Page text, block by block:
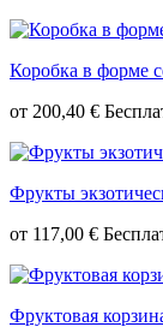
Коробка в форме
от 200,40 €
Фрукты
от 117,00 €
Фруктовая